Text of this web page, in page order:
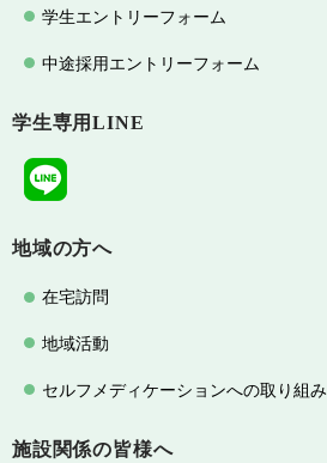
学生エントリーフォーム
中途採用エントリーフォーム
学生専用LINE
地域の方へ
在宅訪問
地域活動
セルフメディケーションへの取り組み
施設関係の皆様へ